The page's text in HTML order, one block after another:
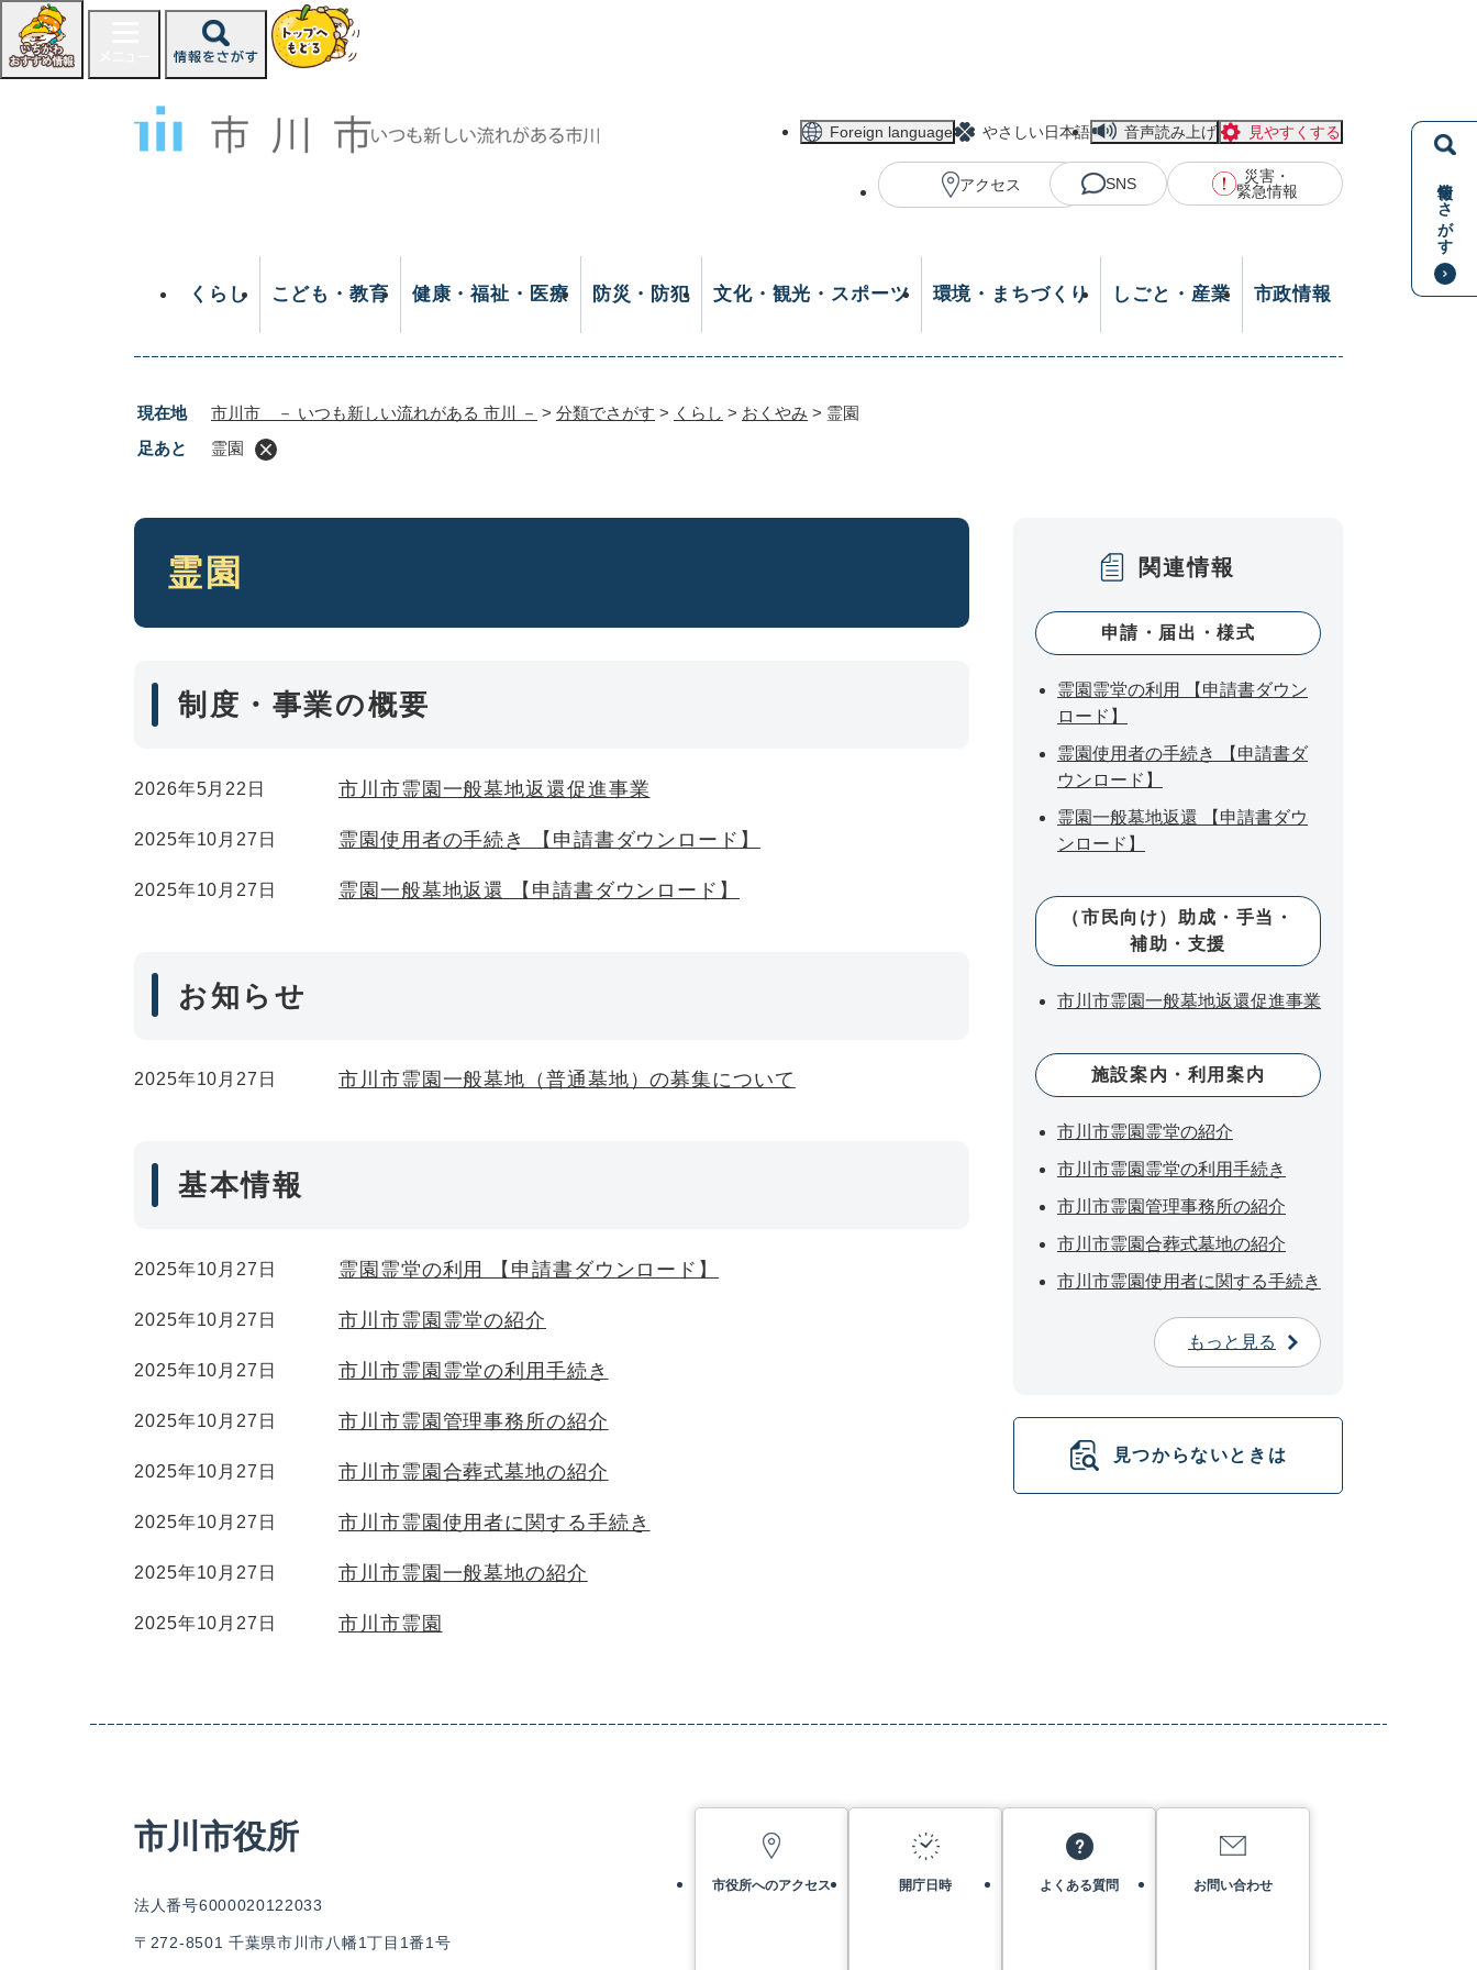
ジ
情報をさがす
Foreign language やさしい日本語 音声読み上げ 見やすくする
アクセス SNS
災害・
緊急情報
くらし こども・教育 健康・福祉・医療 防災・防犯 文化・観光・スポーツ 環境・まちづくり しごと・産業 市政情報
現在地 市川市 － いつも新しい流れがある 市川 － > 分類でさがす > くらし > おくやみ > 霊園
足あと
霊園
本
霊園
制度・事業の概要
2026年5月22日 市川市霊園一般墓地返還促進事業
2025年10月27日 霊園使用者の手続き 【申請書ダウンロード】
2025年10月27日 霊園一般墓地返還 【申請書ダウンロード】
お知らせ
2025年10月27日 市川市霊園一般墓地（普通墓地）の募集について
基本情報
2025年10月27日 霊園霊堂の利用 【申請書ダウンロード】
2025年10月27日 市川市霊園霊堂の紹介
2025年10月27日 市川市霊園霊堂の利用手続き
2025年10月27日 市川市霊園管理事務所の紹介
2025年10月27日 市川市霊園合葬式墓地の紹介
2025年10月27日 市川市霊園使用者に関する手続き
2025年10月27日 市川市霊園一般墓地の紹介
2025年10月27日 市川市霊園
関連情報
申請・届出・様式
霊園霊堂の利用 【申請書ダウン
ロード】
霊園使用者の手続き 【申請書ダ
ウンロード】
霊園一般墓地返還 【申請書ダウ
ンロード】
（市民向け）助成・手当・
補助・支援
市川市霊園一般墓地返還促進事業
施設案内・利用案内
市川市霊園霊堂の紹介
市川市霊園霊堂の利用手続き
市川市霊園管理事務所の紹介
市川市霊園合葬式墓地の紹介
市川市霊園使用者に関する手続き
もっと見る
見つからないときは
市川市役所
法人番号6000020122033
〒272-8501 千葉県市川市八幡1丁目1番1号
市役所へのアクセス 開庁日時 よくある質問 お問い合わせ